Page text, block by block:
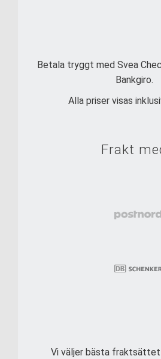
Betala tryggt med Svea
Bankgiro.
Alla priser visas
Frakt
Vi väljer bästa fraktsättet